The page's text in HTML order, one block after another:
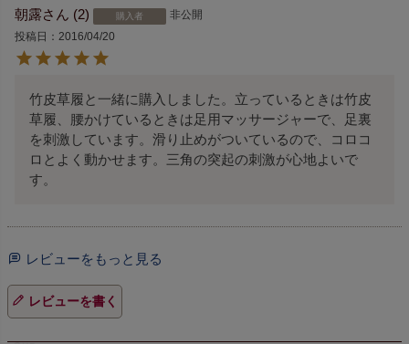
朝露 2 購入者
非公開
投稿日
2016/04/20
竹皮草履と一緒に購入しました。立っているときは竹皮
草履、腰かけているときは足用マッサージャーで、足裏
を刺激しています。滑り止めがついているので、コロコ
ロとよく動かせます。三角の突起の刺激が心地よいで
す。
レビューをもっと見る
レビューを書く